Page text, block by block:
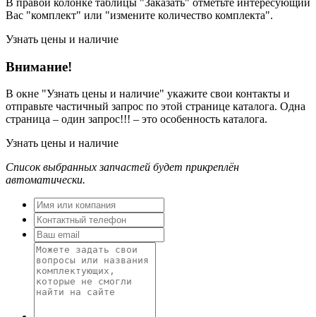
Вас "комплект" или "измените количество комплекта".
Узнать цены и наличие
Внимание!
В окне "Узнать цены и наличие" укажите свои контакты и
отправьте частичный запрос по этой странице каталога. Одна
страница – один запрос!!! – это особенность каталога.
Узнать цены и наличие
Список выбранных запчастей будет прикреплён
автоматически.